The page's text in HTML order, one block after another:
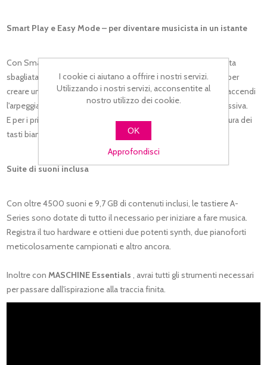
Smart Play e Easy Mode – per diventare musicista in un istante
Con Smart Play, non devi mai preoccuparti di suonare una nota
sbagliata: scegli una scala e gioca. Attiva la modalità accordo per
creare una ricca progressione suonando i tasti singoli, quindi accendi
l'arpeggiatore e trasformalo in un'esecuzione musicale espressiva.
E per i principianti della tastiera, Easy Mode esegue la mappatura dei
tasti bianchi su qualsiasi scala che ti piace.
Suite di suoni inclusa
Con oltre 4500 suoni e 9,7 GB di contenuti inclusi, le tastiere A-
Series sono dotate di tutto il necessario per iniziare a fare musica.
Registra il tuo hardware e ottieni due potenti synth, due pianoforti
meticolosamente campionati e altro ancora.
Inoltre conMASCHINE Essentials , avrai tutti gli strumenti necessari
per passare dall'ispirazione alla traccia finita.
I cookie ci aiutano a offrire i nostri servizi.
Utilizzando i nostri servizi, acconsentite al
nostro utilizzo dei cookie.
OK
Approfondisci